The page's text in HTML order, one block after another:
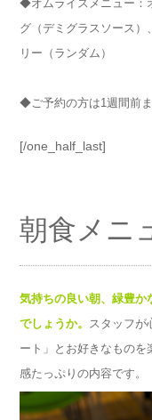
◆オムライスメニュー：
グ（デミグラスソース
リー（ランダム）
◆ご予約の方は1週間前
[/one_half_last]
朝食メニ
気持ちの良い朝、緑豊か
でしょうか。
スタッフが
ート」とお好きなものを
感たっぷりの内容です。